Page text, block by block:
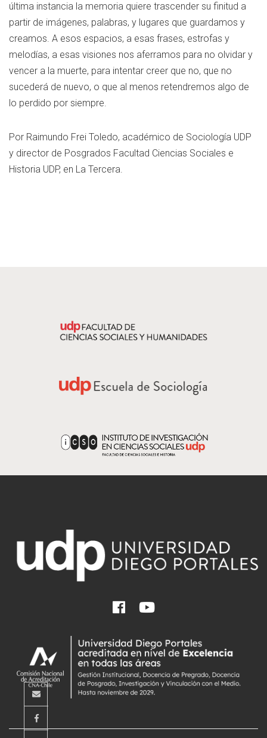
última instancia la memoria quiere trascender su finitud a
partir de imágenes, palabras, y lugares que guardamos y
creamos. A esos espacios, a esas frases, estrofas y
melodías, a esas visiones nos aferramos para no olvidar y
vencer a la muerte, para intentar creer que no, que no
sucederá de nuevo, o que al menos retendremos algo de
lo perdido por siempre.
Por Raimundo Frei Toledo, académico de Sociología UDP
y director de Posgrados Facultad Ciencias Sociales e
Historia UDP, en La Tercera.